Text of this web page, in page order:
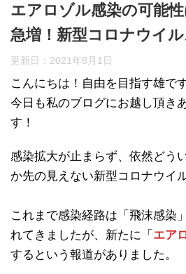
エアロゾル感染の可能
急増！新型コロナウイル
更新日： 2021年8月1日
こんにちは！自由を目指す雄です
今日も私のブログにお越し頂き
す！
感染拡大が止まらず、依然どう
か先の見えない新型コロナウイ
これまで感染経路は「飛沫感染
れてきましたが、新たに「 エア
するという報道がありました。